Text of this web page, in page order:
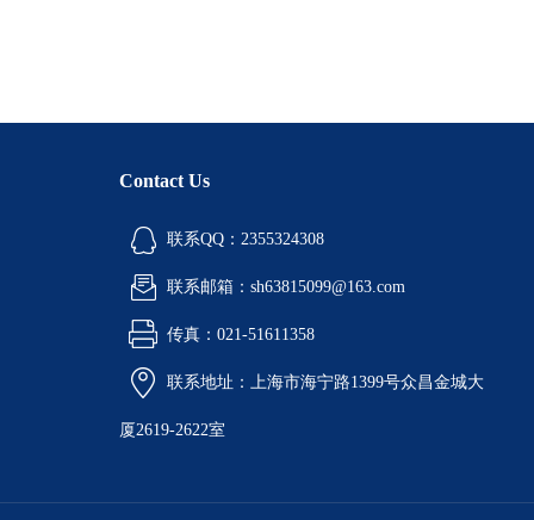
Contact Us
联系QQ：2355324308
联系邮箱：sh63815099@163.com
传真：021-51611358
联系地址：上海市海宁路1399号众昌金城大
厦2619-2622室